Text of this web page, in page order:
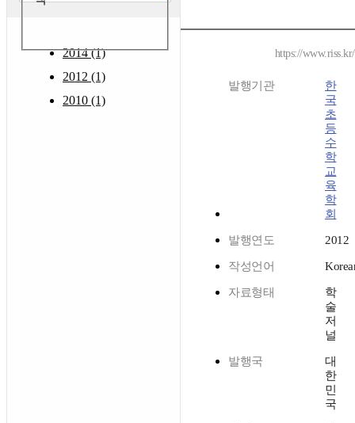
2014 (1)
2012 (1)
2010 (1)
https://
발행기관
한
국
초
등
수
학
교
육
학
회
발행연도 2012
작성언어
자료형태
학
술
저
널
발행국
대
한
민
국